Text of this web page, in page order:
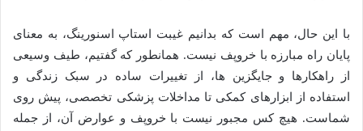
با این حال، مهم است که بدانیم غیبت استاپ اسنورینگ، به معنای
پایان راه مبارزه با خروپف نیست. همانطور که گفتیم، طیف وسیعی
از راهکارها و جایگزین ها، از تغییرات ساده در سبک زندگی و
استفاده از ابزارهای کمکی تا مداخلات پزشکی تخصصی، پیش روی
شماست. هیچ کس مجبور نیست با خروپف و عوارض آن، از جمله